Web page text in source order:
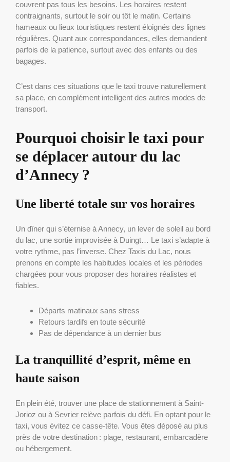
couvrent pas tous les besoins. Les horaires restent
contraignants, surtout le soir ou tôt le matin. Certains
hameaux ou lieux touristiques restent éloignés des lignes
régulières. Quant aux correspondances, elles demandent
parfois de la patience, surtout avec des enfants ou des
bagages.
C’est dans ces situations que le taxi trouve naturellement
sa place, en complément intelligent des autres modes de
transport.
Pourquoi choisir le taxi pour
se déplacer autour du lac
d’Annecy ?
Une liberté totale sur vos horaires
Un dîner qui s’éternise à Annecy, un lever de soleil au bord
du lac, une sortie improvisée à Duingt… Le taxi s’adapte à
votre rythme, pas l’inverse. Chez Taxis du Lac, nous
prenons en compte les habitudes locales et les périodes
chargées pour vous proposer des horaires réalistes et
fiables.
Départs matinaux sans stress
Retours tardifs en toute sécurité
Pas de dépendance à un dernier bus
La tranquillité d’esprit, même en
haute saison
En plein été, trouver une place de stationnement à Saint-
Jorioz ou à Sevrier relève parfois du défi. En optant pour le
taxi, vous évitez ce casse-tête. Vous êtes déposé au plus
près de votre destination : plage, restaurant, embarcadère
ou hébergement.